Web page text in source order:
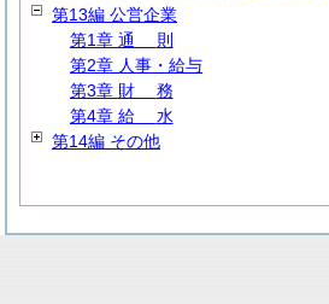
第13編 公営企業
第1章 通 則
第2章 人事・給与
第3章 財 務
第4章 給 水
第14編 その他